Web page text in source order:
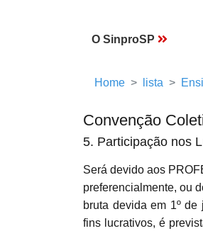
O SinproSP
Home lista
Convenção
5. Participação nos
Será devido aos
preferencialmente, ou
bruta devida em 1º
fins lucrativos, é